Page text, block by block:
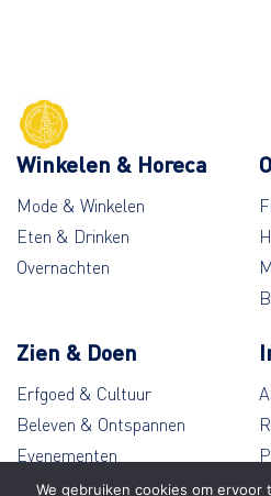
Winkelen & Horeca
Mode & Winkelen
Eten & Drinken
Overnachten
Zien & Doen
Erfgoed & Cultuur
Beleven & Ontspannen
Evenementen
Wandelen & Fietsen
We gebruiken cookies om